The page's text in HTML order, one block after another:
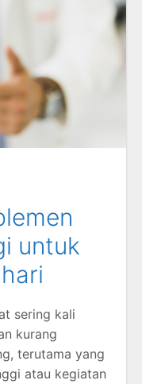
untuk
sering kali
kurang
terutama yang
atau kegiatan